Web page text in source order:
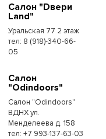
Салон "Dвери
Land"
Уральская 77 2 этаж
тел: 8 (918)-340-66-
05
Салон
"Odindoors"
Салон "Odindoors"
ВДНХ ул.
Менделеева д. 158
тел: +7 993-137-63-03